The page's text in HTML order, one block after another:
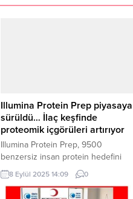
Illumina Protein Prep piyasaya
sürüldü… İlaç keşfinde
proteomik içgörüleri artırıyor
Illumina Protein Prep, 9500
benzersiz insan protein hedefini
ölçebilir ve hastalıkların tedavisi için
yeni keşiflere ilham vermek üzere
protein biyolojisine ilişkin yeni
8 Eylül 2025 14:09 0